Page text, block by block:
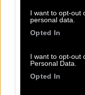
I want to opt-out
personal data.
Opted In
I want to opt-out
Personal Data.
Opted In